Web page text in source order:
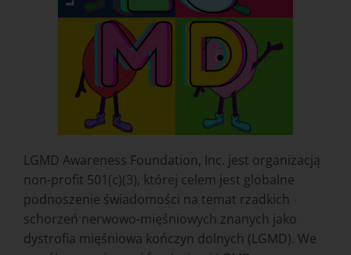
LGMD Awareness Foundation, Inc. jest organizacją
non-profit 501(c)(3), której celem jest globalne
podnoszenie świadomości na temat rzadkich
schorzeń nerwowo-mięśniowych znanych jako
dystrofia mięśniowa kończyn dolnych (LGMD). We